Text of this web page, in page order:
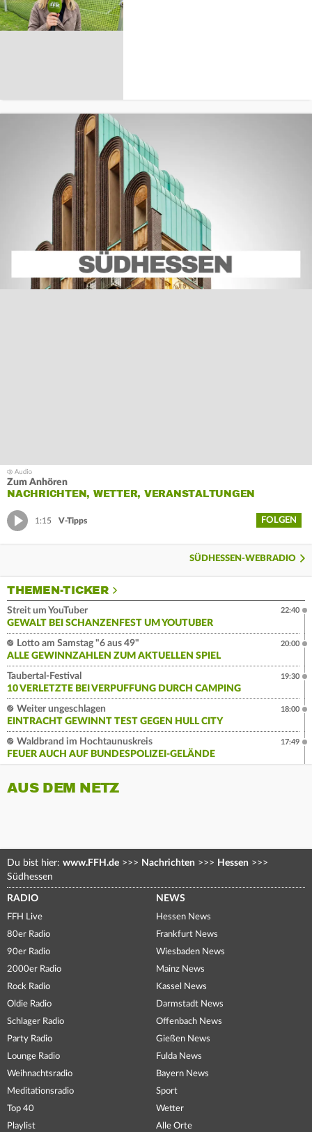
Zum Anhören
NACHRICHTEN, WETTER, VERANSTALTUNGEN
1:15 V-Tipps FOLGEN
SÜDHESSEN-WEBRADIO
THEMEN-TICKER
Streit um YouTuber
GEWALT BEI SCHANZENFEST UM YOUTUBER
22:40
Lotto am Samstag "6 aus 49"
ALLE GEWINNZAHLEN ZUM AKTUELLEN SPIEL
20:00
Taubertal-Festival
10 VERLETZTE BEI VERPUFFUNG DURCH CAMPING
19:30
Weiter ungeschlagen
EINTRACHT GEWINNT TEST GEGEN HULL CITY
18:00
Waldbrand im Hochtaunuskreis
FEUER AUCH AUF BUNDESPOLIZEI-GELÄNDE
17:49
AUS DEM NETZ
Du bist hier: www.FFH.de >>> Nachrichten >>> Hessen >>>
Südhessen
RADIO
FFH Live
80er Radio
90er Radio
2000er Radio
Rock Radio
Oldie Radio
Schlager Radio
Party Radio
Lounge Radio
Weihnachtsradio
Meditationsradio
Top 40
Playlist
NEWS
Hessen News
Frankfurt News
Wiesbaden News
Mainz News
Kassel News
Darmstadt News
Offenbach News
Gießen News
Fulda News
Bayern News
Sport
Wetter
Alle Orte